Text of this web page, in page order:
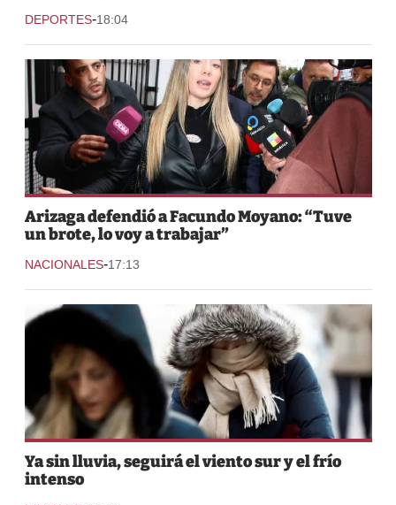
DEPORTES-18:04
Arizaga defendió a Facundo Moyano: “Tuve
un brote, lo voy a trabajar”
NACIONALES-17:13
Ya sin lluvia, seguirá el viento sur y el frío
intenso